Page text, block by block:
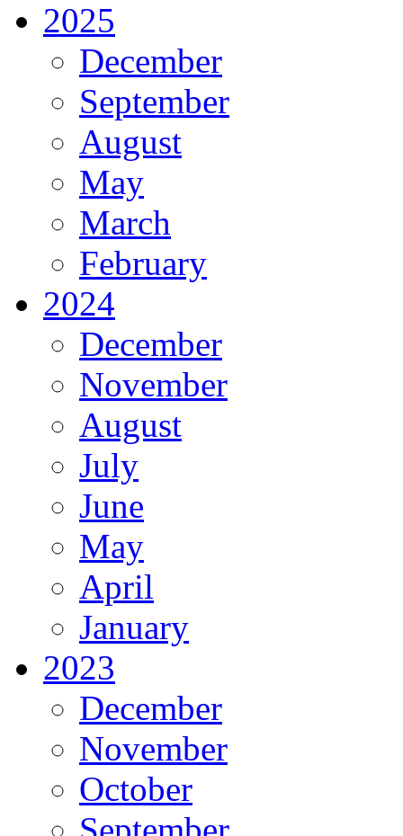
2025
December
September
August
May
March
February
2024
December
November
August
July
June
May
April
January
2023
December
November
October